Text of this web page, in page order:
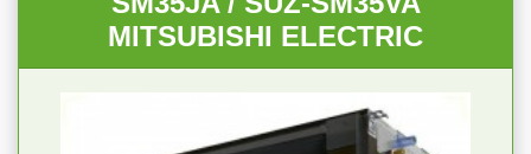
MITSUBISHI ELECTRIC